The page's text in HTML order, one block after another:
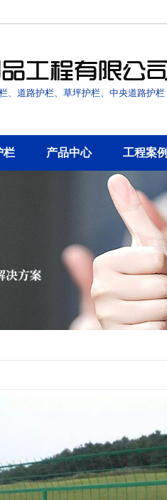
、道路护栏、草坪护栏、中央道路护栏
栏 产品中心 工程案例